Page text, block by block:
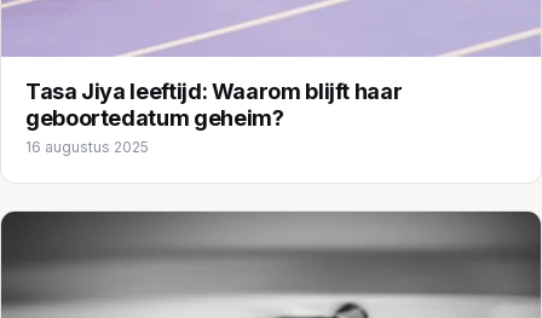
Tasa Jiya leeftijd: Waarom blijft haar
geboortedatum geheim?
16 augustus 2025